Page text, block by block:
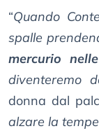
“Quando
spalle
mercurio
diventeremo
donna dal
alzare la